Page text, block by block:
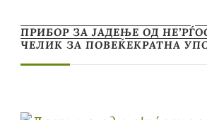
ПРИБОР ЗА ЈАДЕЊЕ ОД
ЧЕЛИК ЗА ПОВЕЌЕКРАТНА